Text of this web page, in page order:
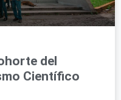
del
Científico